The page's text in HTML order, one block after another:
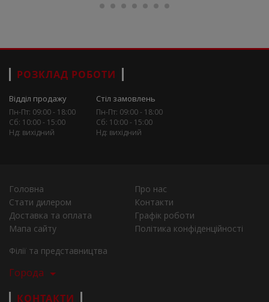
РОЗКЛАД РОБОТИ
Відділ продажу
Пн-Пт: 09:00 - 18:00
Сб: 10:00 - 15:00
Нд: вихідний
Стіл замовлень
Пн-Пт: 09:00 - 18:00
Сб: 10:00 - 15:00
Нд: вихідний
Головна
Про нас
Стати дилером
Контакти
Доставка та оплата
Графік роботи
Мапа сайту
Політика конфіденційності
Філії та представництва
Города
КОНТАКТИ